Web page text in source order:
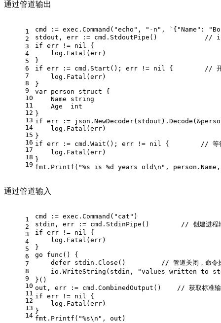
通过管道输出
1
2
3
4
5
6
7
8
9
10
11
12
13
14
15
16
17
18
19
cmd := exec.Command( "echo" , "-n" ,
`{"Name":
stdout, err := cmd.StdoutPipe() //
if err != nil {
    log.Fatal(err)
}
if err := cmd.Start(); err != nil { // 开
    log.Fatal(err)
}
var person struct {
    Name
string
    Age
int
}
if err :=
    log.Fatal(err)
}
if err := cmd.Wait(); err != nil { // 等
    log.Fatal(err)
}
fmt.Printf( "%s is %d years old\n" ,
通过管道输入
1
2
3
4
5
6
7
8
9
10
11
12
13
14
cmd := exec.Command( "cat" )
stdin, err := cmd.StdinPipe() // 创建进程
if err != nil {
    log.Fatal(err)
}
go
func ()
{
defer
// 管道关闭，命令
    io.WriteString(stdin,
"values written to
}()
out, err := cmd.CombinedOutput() // 获取标准输
if err != nil {
    log.Fatal(err)
}
fmt.Printf( "%s\n" , out)